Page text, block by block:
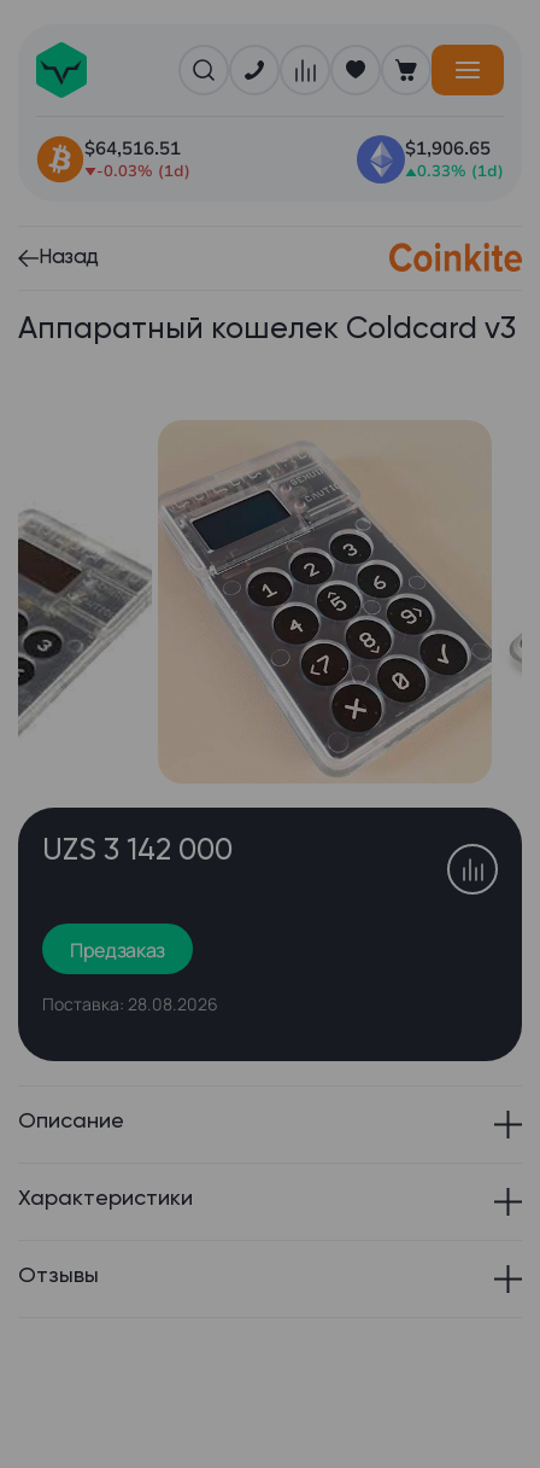
$64,516.51
-0.03% (1d)
$1,906.65
0.33% (1d)
Назад
Аппаратный кошелек Coldcard v3
Описание
Характеристики
Отзывы
UZS 3 142 000
Предзаказ
Поставка: 28.08.2026